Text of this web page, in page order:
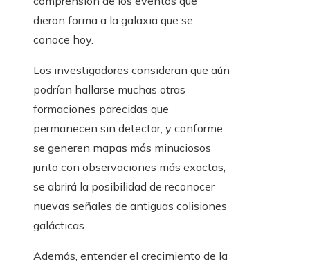
dieron forma a la galaxia que se
conoce hoy.
Los investigadores consideran que aún
podrían hallarse muchas otras
formaciones parecidas que
permanecen sin detectar, y conforme
se generen mapas más minuciosos
junto con observaciones más exactas,
se abrirá la posibilidad de reconocer
nuevas señales de antiguas colisiones
galácticas.
Además, entender el crecimiento de la